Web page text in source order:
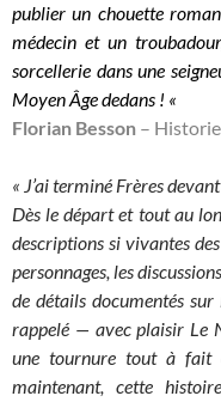
publier un chouette
médecin et un
sorcellerie dans une
Moyen Âge dedans ! «
Florian Besson –
« J’ai terminé Frères
Dès le départ et tout au
descriptions si vivantes
personnages, les
de détails documentés
rappelé — avec plaisir Le
une tournure tout à fait
maintenant, cette